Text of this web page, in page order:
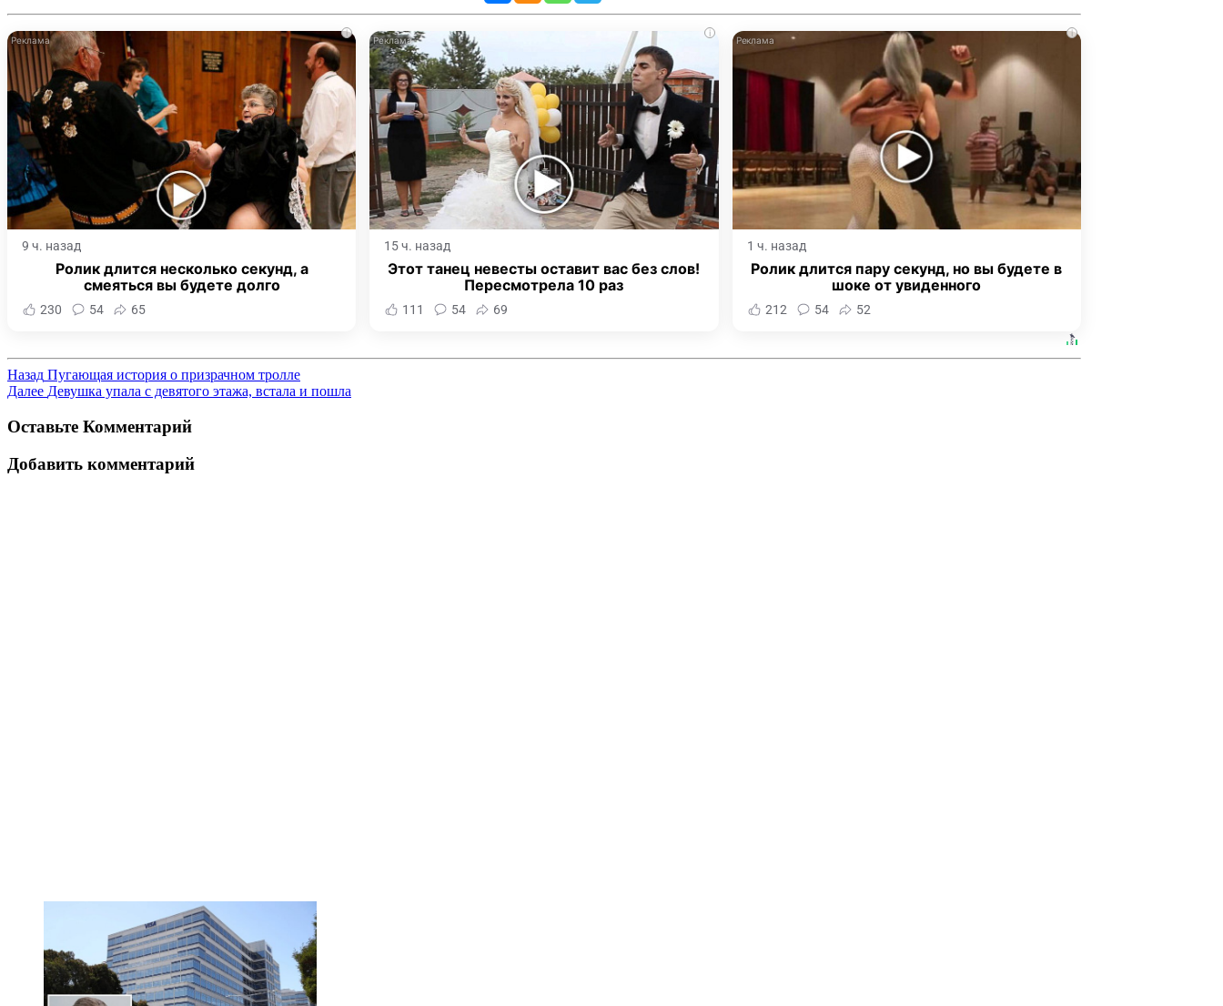
i
9 ч. назад
Ролик длится несколько секунд, а
смеяться вы будете долго
230 54 65
i
15 ч. назад
Этот танец невесты оставит вас без слов!
Пересмотрела 10 раз
111 54 69
i
1 ч. назад
Ролик длится пару секунд, но вы будете в
шоке от увиденного
212 54 52
Назад Пугающая история о призрачном тролле
Далее Девушка упала с девятого этажа, встала и пошла
Оставьте Комментарий
Добавить комментарий